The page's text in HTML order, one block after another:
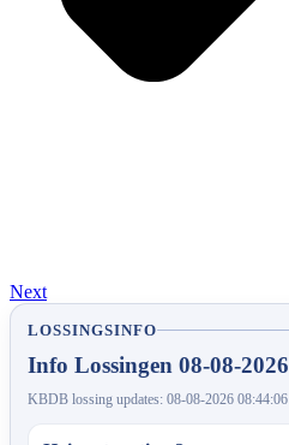
Next
LOSSINGSINFO
Info Lossingen 08-08-
KBDB lossing updates: 08-08-2026 08:44:06